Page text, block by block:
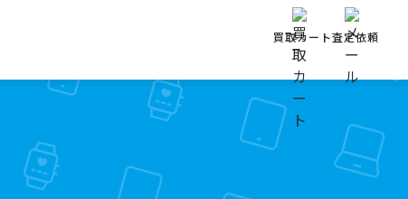
買取カート査定依頼